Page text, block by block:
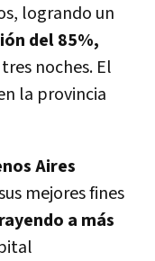
logrando un
del 85%,
noches. El
la provincia
Aires
mejores fines
a más